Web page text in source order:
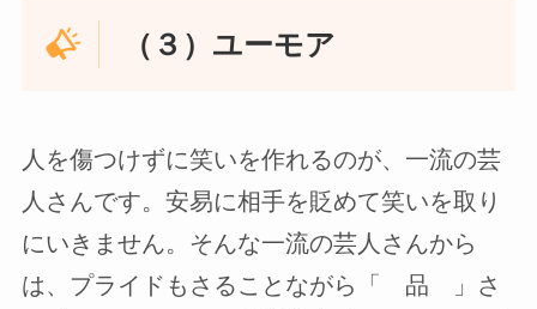
（３）ユーモア
人を傷つけずに笑いを作れるのが、一流の芸
人さんです。安易に相手を貶めて笑いを取り
にいきません。そんな一流の芸人さんから
は、プライドもさることながら「 品 」さ